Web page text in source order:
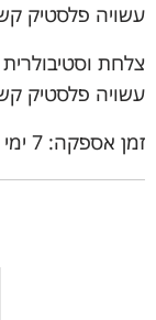
עשויה פלסטיק
צלחת וסטיבולרית
עשויה פלסטיק
זמן אספקה: 7 ימי עסקים